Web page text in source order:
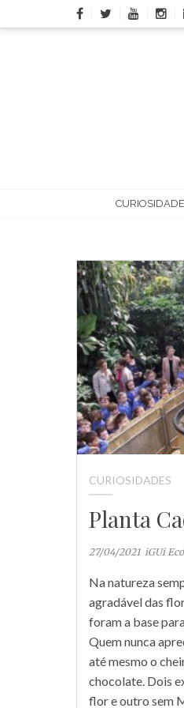
to
CURIOSIDADES
Planta
27/04/2021 iGUi
Na natureza
agradável das
foram a base
Quem nunca
até mesmo o
chocolate. Dois
flor e outro sem